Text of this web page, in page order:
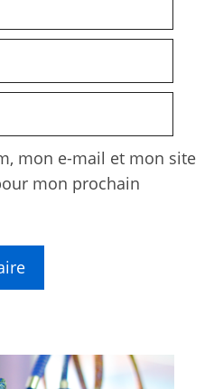
mon e-mail et mon site
mon prochain